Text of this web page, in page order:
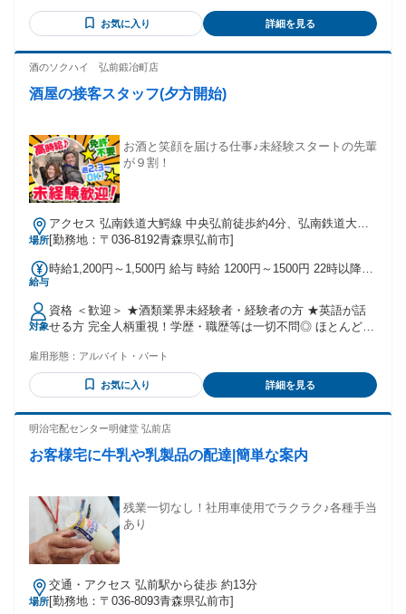
お気に入り 詳細を見る
酒のソクハイ 弘前鍛冶町店
酒屋の接客スタッフ(夕方開始)
お酒と笑顔を届ける仕事♪未経験スタートの先輩
が９割！
場所
アクセス 弘南鉄道大鰐線 中央弘前徒歩約4分、弘南鉄道大鰐
線 弘高下徒歩約14分、ＪＲ奥羽本線 弘前中央口徒歩約18分
[勤務地：〒036-8192青森県弘前市]
給与
時給1,200円～1,500円 給与 時給 1200円～1500円 22時以降は
給 ◇アクセス：弘前中央駅より徒歩 5 分 ※従業員専用の駐車
場は設けておりませんので、自家用車等での通勤につきまし
て、駐車料金等は個人負担となります。
対象
資格 ＜歓迎＞ ★酒類業界未経験者・経験者の方 ★英語が話
せる方 完全人柄重視！学歴・職歴等は一切不問◎ ほとんどの
なくても問題ナシ！ 人と話すことやコミュニケーションをと
るのが得意な方、 お客様の「ありがとう！」にやりがいを感
じる方は活躍間違いなしです！ 他にも食品販売経験がある方
けなど軽作業のアルバイト経験がある方などなど.. どなたも
雇用形態： アルバイト・パート
お気に入り 詳細を見る
明治宅配センター明健堂 弘前店
お客様宅に牛乳や乳製品の配達|簡単な案内
残業一切なし！社用車使用でラクラク♪各種手当
あり
場所
交通・アクセス 弘前駅から徒歩 約13分
[勤務地：〒036-8093青森県弘前市]